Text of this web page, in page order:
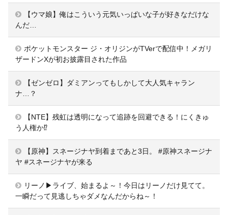
【ウマ娘】俺はこういう元気いっぱいな子が好きなだけな
んだ…
ポケットモンスター ジ・オリジンがTVerで配信中！メガリ
ザードンXが初お披露目された作品
【ゼンゼロ】ダミアンってもしかして大人気キャラン
ナ…？
【NTE】残虹は透明になって追跡を回避できる！にくきゅ
う人権か⁉
【原神】スネージナヤ到着まであと3日。 #原神スネージナ
ヤ #スネージナヤが来る
リーノ▶ライブ、始まるよ～！今日はリーノだけ見てて。
一瞬だって見逃しちゃダメなんだからね～！